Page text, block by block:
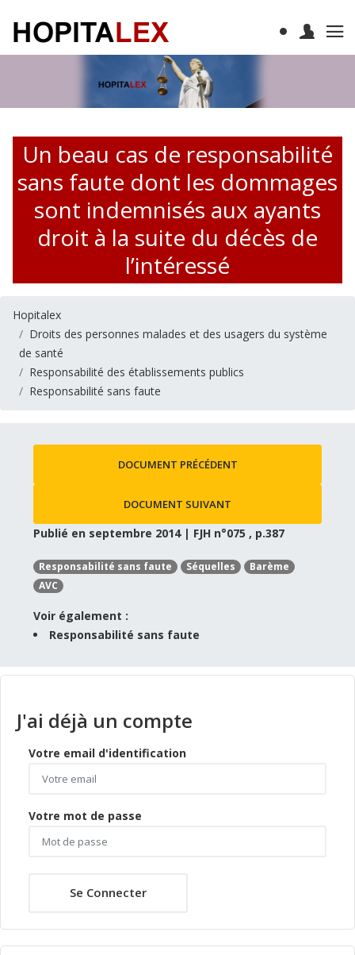
Un beau cas de responsabilité
sans faute dont les dommages
sont indemnisés aux ayants
droit à la suite du décès de
l’intéressé
Hopitalex
Droits des personnes malades et des usagers du système
de santé
Responsabilité des établissements publics
Responsabilité sans faute
DOCUMENT PRÉCÉDENT
DOCUMENT SUIVANT
Publié en septembre 2014 | FJH n°075 , p.387
Responsabilité sans faute Séquelles
Barème
AVC
Voir également :
Responsabilité sans faute
J'ai déjà un compte
Votre email d'identification
Votre mot de passe
Se Connecter